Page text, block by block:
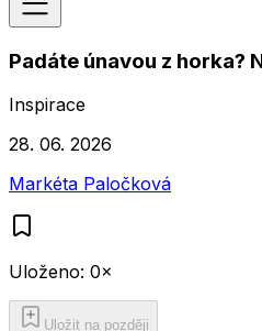
Padáte únavou z horka?
Inspirace
28. 06. 2026
Markéta Paločková
Uloženo: 0×
Uložit na později